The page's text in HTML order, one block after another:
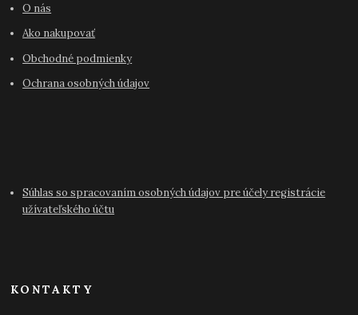
O nás
Ako nakupovať
Obchodné podmienky
Ochrana osobných údajov
Súhlas so spracovaním osobných údajov pre účely registrácie
užívateľského účtu
KONTAKTY